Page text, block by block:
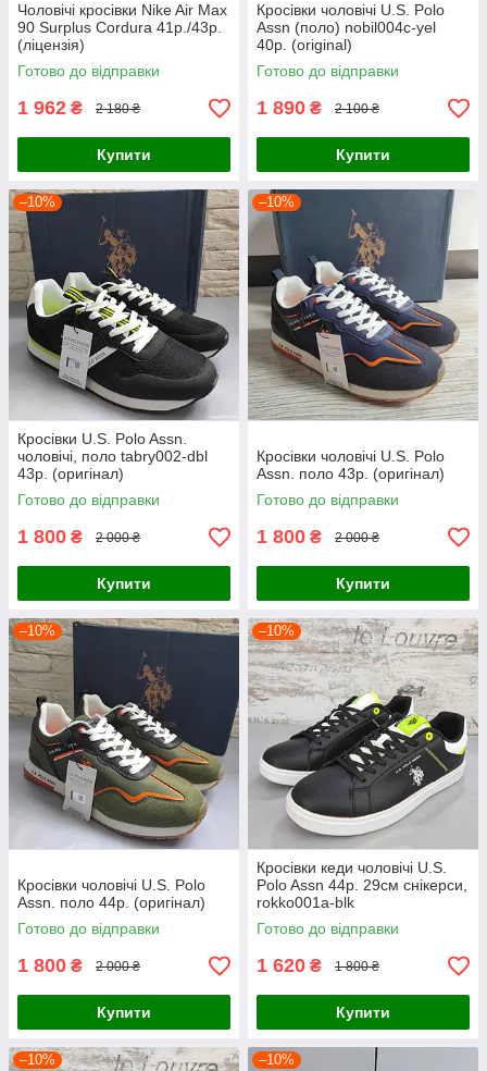
Чоловічі кросівки Nike Air Max
90 Surplus Cordura 41р./43р.
(ліцензія)
Готово до відправки
1 962 ₴ 2 180 ₴
Купити
Кросівки чоловічі U.S. Polo
Assn (поло) nobil004c-yel
40р. (original)
Готово до відправки
1 890 ₴ 2 100 ₴
Купити
–10%
Кросівки U.S. Polo Assn.
чоловічі, поло tabry002-dbl
43р. (оригінал)
Готово до відправки
1 800 ₴ 2 000 ₴
Купити
–10%
Кросівки чоловічі U.S. Polo
Assn. поло 43р. (оригінал)
Готово до відправки
1 800 ₴ 2 000 ₴
Купити
–10%
Кросівки чоловічі U.S. Polo
Assn. поло 44р. (оригінал)
Готово до відправки
1 800 ₴ 2 000 ₴
Купити
–10%
Кросівки кеди чоловічі U.S.
Polo Assn 44р. 29см снікерси,
rokko001a-blk
Готово до відправки
1 620 ₴ 1 800 ₴
Купити
–10% –10%